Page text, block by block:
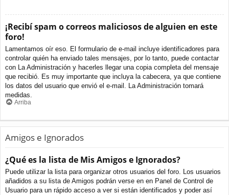
¡Recibí spam o correos maliciosos de alguien en este
foro!
Lamentamos oír eso. El formulario de e-mail incluye identificadores para
controlar quién ha enviado tales mensajes, por lo tanto, puede contactar
con La Administración y hacerles llegar una copia completa del mensaje
que recibió. Es muy importante que incluya la cabecera, ya que contiene
los datos del usuario que envió el e-mail. La Administración tomará
medidas.
Arriba
Amigos e Ignorados
¿Qué es la lista de Mis Amigos e Ignorados?
Puede utilizar la lista para organizar otros usuarios del foro. Los usuarios
añadidos a su lista de Amigos podrán verse en en Panel de Control de
Usuario para un rápido acceso a ver si están identificados y poder así